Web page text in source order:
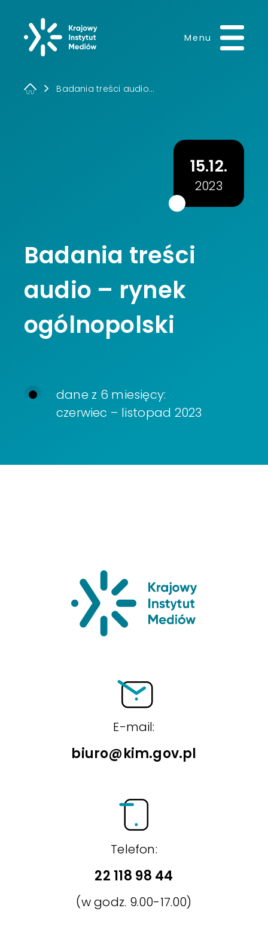
Krajowy Instytut
Menu
Badania treści audio...
Badania treści
audio – rynek
ogólnopolski
dane z 6 miesięcy:
czerwiec – listopad 2023
15.12.
2023
E-mail:
biuro@kim.gov.pl
Telefon:
22 118 98 44
(w godz. 9.00-17.00)